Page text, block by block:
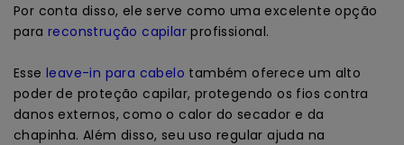
Por conta disso, ele serve como uma excelente opção
para reconstrução capilar profissional.
Esse leave-in para cabelo também oferece um alto
poder de proteção capilar, protegendo os fios contra
danos externos, como o calor do secador e da
chapinha. Além disso, seu uso regular ajuda na